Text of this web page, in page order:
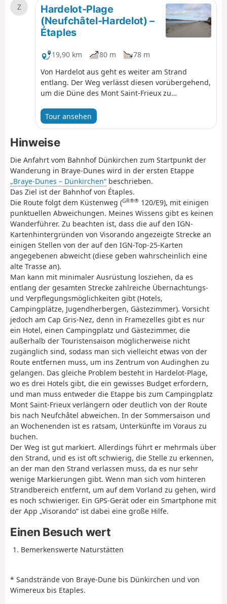
besichtigen. Die Route folgt demGR® 120.
Z
Hardelot-Plage
(Neufchâtel-Hardelot) –
Étaples
19,90 km 80 m
78 m
Von Hardelot aus geht es weiter am Strand
entlang. Der Weg verlässt diesen vorübergehend,
um die Düne des Mont Saint-Frieux zu
trifft auf den Weg, der durch das
Naturschutzgebiet der Baie de Canche führt und
unterwegs einen schönen Blick auf die Bucht
bietet. Anschließend führt er hinunter zur
Mündung der Canche, der man bis nach Étaples
folgt.
Tour ansehen
Hinweise
Die Anfahrt vom Bahnhof Dünkirchen zum Startpunkt der
Wanderung in Braye-Dunes wird in der ersten Etappe
„Braye-Dunes – Dünkirchen“ beschrieben.
Das Ziel ist der Bahnhof von Étaples.
Die Route folgt dem Küstenweg (GR®® 120/E9), mit einigen
punktuellen Abweichungen. Meines Wissens gibt es keinen
Wanderführer. Zu beachten ist, dass die auf den IGN-
Kartenhintergründen von Visorando angezeigte Strecke an
einigen Stellen von der auf den IGN-Top-25-Karten
angegebenen abweicht (diese geben wahrscheinlich eine
alte Trasse an).
Man kann mit minimaler Ausrüstung losziehen, da es
entlang der gesamten Strecke zahlreiche Übernachtungs-
und Verpflegungsmöglichkeiten gibt (Hotels,
Campingplätze, Jugendherbergen, Gästezimmer). Vorsicht
jedoch am Cap Gris-Nez, denn in Framezelles gibt es nur
ein Hotel, einen Campingplatz und Gästezimmer, die
außerhalb der Touristensaison möglicherweise nicht
zugänglich sind, sodass man sich vielleicht etwas von der
Route entfernen muss, um ins Zentrum von Audinghen zu
gelangen. Das gleiche Problem besteht in Hardelot-Plage,
wo es drei Hotels gibt, die ein gewisses Budget erfordern,
und man muss entweder die Etappe bis zum Campingplatz
Mont Saint-Frieux verlängern oder deutlich von der Route
bis nach Neufchâtel abweichen. In der Sommersaison und
an Wochenenden ist es ratsam, Unterkünfte im Voraus zu
buchen.
Der Weg ist gut markiert. Allerdings führt er mehrmals über
den Strand, und es ist oft schwierig, die Stelle zu erkennen,
an der man den Strand verlassen muss, da es nur sehr
wenige Markierungen gibt. Wenn man sich vom hinteren
Strandbereich entfernt, um auf dem Vorland zu gehen, wird
es noch schwieriger. Ein GPS-Gerät oder ein Smartphone mit
der App „Visorando“ ist dabei eine große Hilfe.
Einen Besuch wert
Bemerkenswerte Naturstätten
* Sandstrände von Braye-Dune bis Dünkirchen und von
Wimereux bis Etaples.